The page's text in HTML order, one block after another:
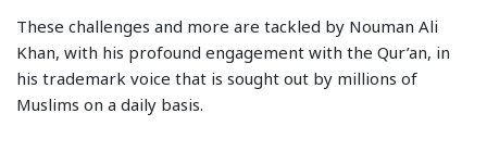
These challenges and more are tackled by Nouman Ali
Khan, with his profound engagement with the Qur’an, in
his trademark voice that is sought out by millions of
Muslims on a daily basis.